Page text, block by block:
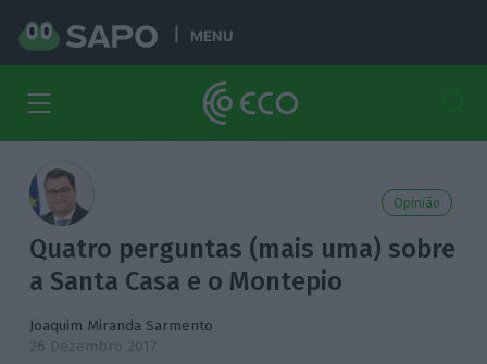
MENU
Opinião
Quatro perguntas (mais uma) sobre
a Santa Casa e o Montepio
Joaquim Miranda Sarmento
26 Dezembro 2017